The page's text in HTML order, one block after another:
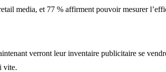
media, et 77 % affirment pouvoir mesurer
verront leur inventaire publicitaire se
vite.